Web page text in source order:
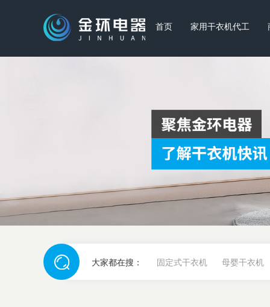
首页 家用干衣机代工
大家都在搜： 固定式干衣机 母婴干衣机